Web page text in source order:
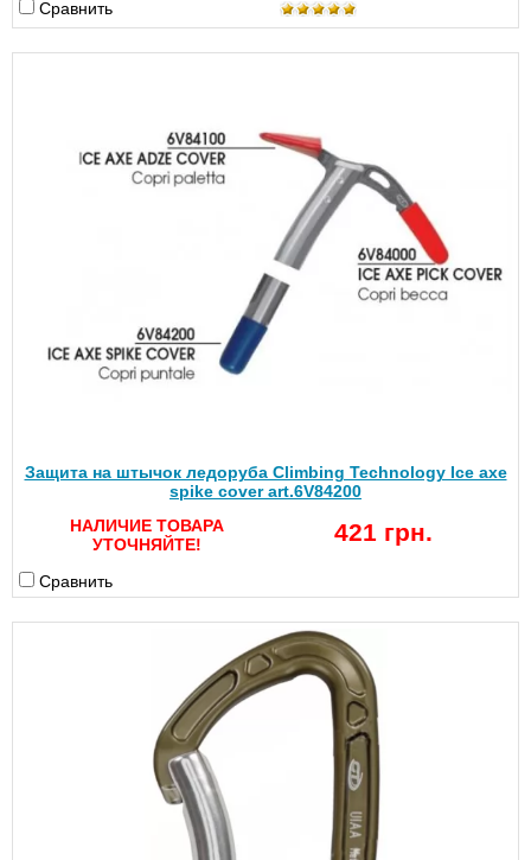
Сравнить
Защита на штычок ледоруба Climbing Technology Ice axe
spike cover art.6V84200
НАЛИЧИЕ ТОВАРА
УТОЧНЯЙТЕ!
421 грн.
Сравнить